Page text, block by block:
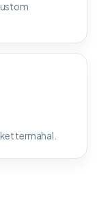
termahal.